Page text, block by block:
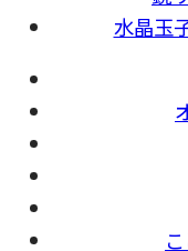
水晶玉